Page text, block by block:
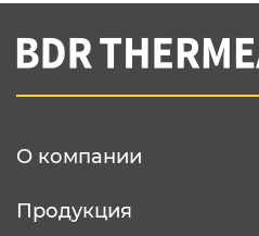
Вы соглашаетесь с
конфеденциальности
О компании
Продукция